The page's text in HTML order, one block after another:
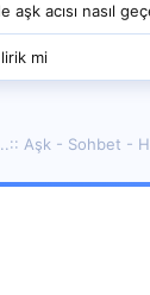
aşk acısı nasıl
mi
..:: Aşk - Sohbet -